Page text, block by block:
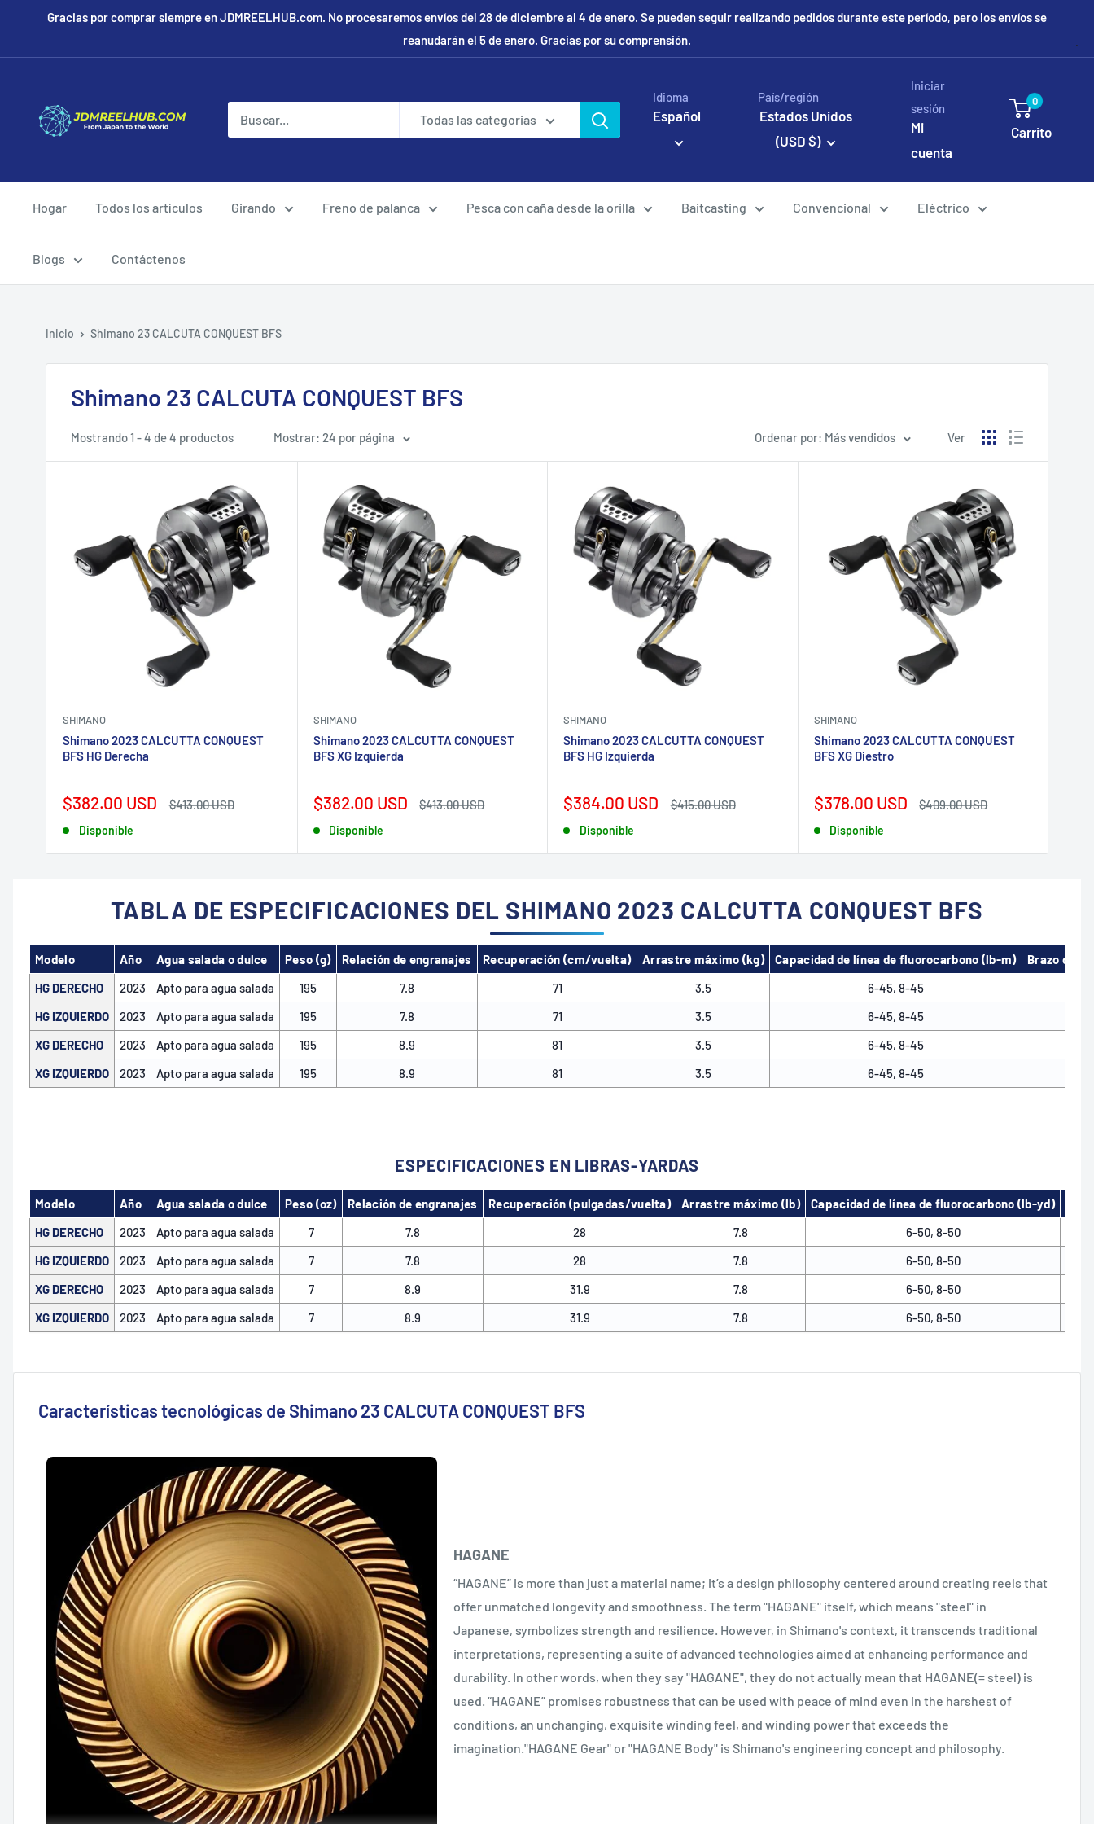
al
Gracias por comprar siempre en JDMREELHUB.com. No procesaremos envíos del 28 de diciembre al 4 de enero. Se pueden seguir realizando pedidos durante este período, pero los envíos se
reanudarán el 5 de enero. Gracias por su comprensión.
JDMREELHUB
Todas las categorias
Idioma
Español
País/región
Estados Unidos
(USD $)
Iniciar
sesión
Mi
cuenta
0
Carrito
Hogar Todos los artículos Girando Freno de palanca Pesca con caña desde la orilla Baitcasting Convencional Eléctrico
Blogs Contáctenos
Inicio Shimano 23 CALCUTA CONQUEST BFS
Shimano 23 CALCUTA CONQUEST BFS
Mostrando 1 - 4 de 4 productos Mostrar: 24 por página Ordenar por: Más vendidos Ver
SHIMANO
Shimano 2023 CALCUTTA CONQUEST
BFS HG Derecha
Precio
venta
$382.00 USD
Precio
$413.00 USD
Disponible
SHIMANO
Shimano 2023 CALCUTTA CONQUEST
BFS XG Izquierda
Precio
venta
$382.00 USD
Precio
$413.00 USD
Disponible
SHIMANO
Shimano 2023 CALCUTTA CONQUEST
BFS HG Izquierda
Precio
venta
$384.00 USD
Precio
$415.00 USD
Disponible
SHIMANO
Shimano 2023 CALCUTTA CONQUEST
BFS XG Diestro
Precio
venta
$378.00 USD
Precio
$409.00 USD
Disponible
TABLA DE ESPECIFICACIONES DEL SHIMANO 2023 CALCUTTA CONQUEST BFS
Modelo Año Agua salada o dulce Peso (g) Relación de engranajes Recuperación (cm/vuelta) Arrastre máximo (kg) Capacidad de línea de fluorocarbono (lb-m)
Brazo de
HG DERECHO
2023 Apto para agua salada 195 7.8 71 3.5
6-45, 8-45
HG IZQUIERDO
2023 Apto para agua salada 195 7.8 71 3.5
6-45, 8-45
XG DERECHO
2023 Apto para agua salada 195 8.9 81 3.5
6-45, 8-45
XG IZQUIERDO
2023 Apto para agua salada 195 8.9 81 3.5 6-45, 8-45
ESPECIFICACIONES EN LIBRAS-YARDAS
Modelo Año Agua salada o dulce Peso (oz) Relación de engranajes Recuperación (pulgadas/vuelta) Arrastre máximo (lb) Capacidad de línea de fluorocarbono (lb-yd)
HG DERECHO
2023 Apto para agua salada 7 7.8 28 7.8
6-50, 8-50
HG IZQUIERDO
2023 Apto para agua salada 7 7.8 28 7.8
6-50, 8-50
XG DERECHO
2023 Apto para agua salada 7 8.9 31.9 7.8
6-50, 8-50
XG IZQUIERDO
2023 Apto para agua salada 7 8.9 31.9 7.8 6-50, 8-50
Características tecnológicas de Shimano 23 CALCUTA CONQUEST BFS
HAGANE
“HAGANE” is more than just a material name; it’s a design philosophy centered around creating reels that
offer unmatched longevity and smoothness. The term "HAGANE" itself, which means "steel" in
Japanese, symbolizes strength and resilience. However, in Shimano's context, it transcends traditional
interpretations, representing a suite of advanced technologies aimed at enhancing performance and
durability. In other words, when they say "HAGANE", they do not actually mean that HAGANE(= steel) is
used. “HAGANE” promises robustness that can be used with peace of mind even in the harshest of
conditions, an unchanging, exquisite winding feel, and winding power that exceeds the
imagination."HAGANE Gear" or "HAGANE Body" is Shimano's engineering concept and philosophy.